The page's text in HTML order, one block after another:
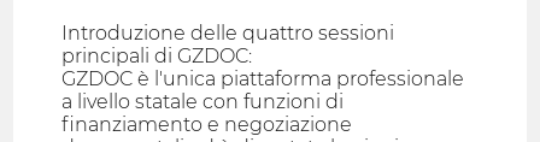
Introduzione delle quattro sessioni
principali di GZDOC:
GZDOC è l'unica piattaforma professionale
a livello statale con funzioni di
finanziamento e negoziazione